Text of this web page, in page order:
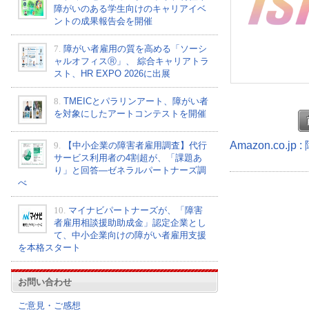
障がいのある学生向けのキャリアイベ
ントの成果報告会を開催
7. 障がい者雇用の質を高める「ソーシ
ャルオフィスⓇ」、 綜合キャリアトラ
スト、HR EXPO 2026に出展
8. TMEICとパラリンアート、障がい者
を対象にしたアートコンテストを開催
9.
【中小企業の障害者雇用調査】代行
サービス利用者の4割超が、「課題あ
り」と回答―ゼネラルパートナーズ調
べ
10. マイナビパートナーズが、「障害
者雇用相談援助助成金」認定企業とし
て、中小企業向けの障がい者雇用支援
を本格スタート
お問い合わせ
ご意見・ご感想
Amazon.co.jp :